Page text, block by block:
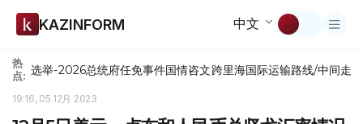
KAZINFORM 中文
热
点: 选举-2026总统府任免事件国情咨文跨里海国际运输路线/中间走廊
19:16, 05 12月 2023